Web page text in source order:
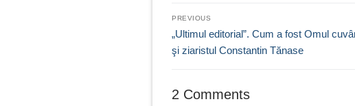
Navigare
în
articole
PREVIOUS
Previous
post:
„Ultimul editorial”. Cum a fost Omul
şi ziaristul Constantin Tănase
2 Comments